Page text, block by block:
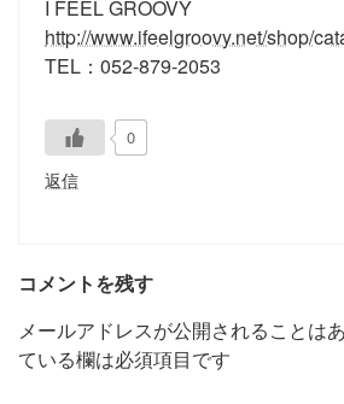
I FEEL GROOVY
http://www.ifeelgroovy.net/shop/
TEL：052-879-2053
0
返信
コメントを残す
メールアドレスが公開されることはあ
ている欄は必須項目です